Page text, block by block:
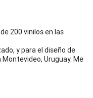
200 vinilos en las
y para el diseño de
Uruguay. Me